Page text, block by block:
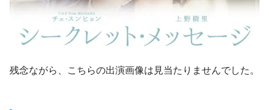
残念ながら、こちらの出演画像は見当たりませんでした。